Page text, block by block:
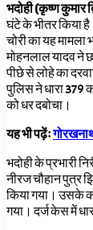
भदोही (कृष्ण कुमार
घंटे के भीतर किया
चोरी का यह मामला
मोहनलाल यादव ने
पीछे से लोहे का
पुलिस ने धारा 379
को धर दबोचा।
यह भी पढ़ेंः
भदोही के प्रभारी
नीरज चौहान पुत्र
किया गया। उसके
गया। दर्ज केस में